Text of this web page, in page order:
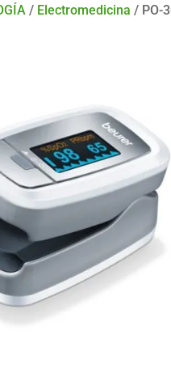
/ Electromedicina / PO-